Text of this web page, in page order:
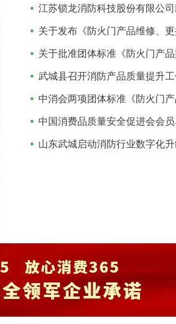
江苏锁龙消防科技股份有限公
关于批准团体标准《防火门产
武城县召开消防产品质量提升
山东武城启动消防行业数字化